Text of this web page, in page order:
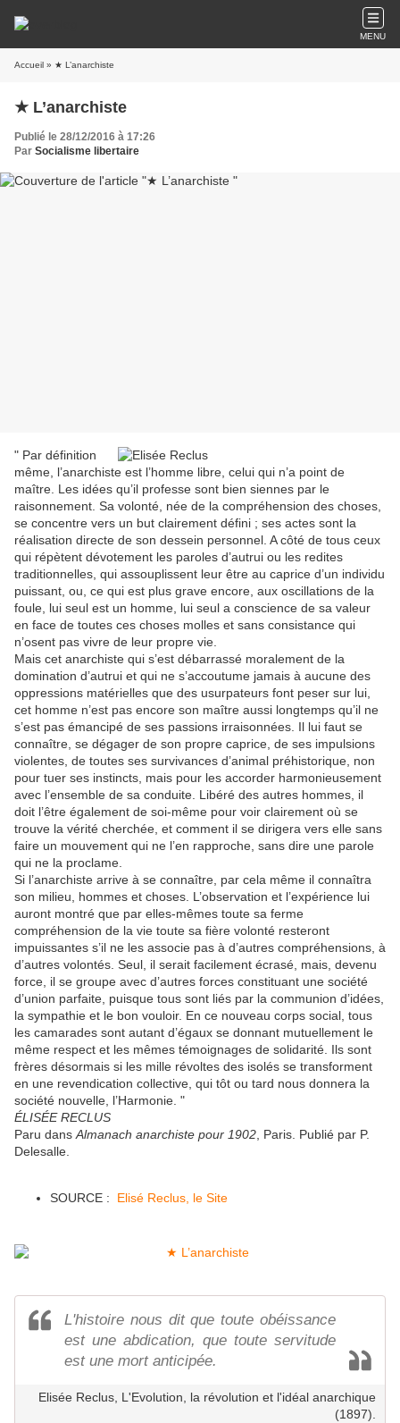
MENU
Accueil » ★ L’anarchiste
★ L’anarchiste
Publié le 28/12/2016 à 17:26
Par Socialisme libertaire
" Par définition
même, l’anarchiste est l’homme libre, celui qui n’a point de
maître. Les idées qu’il professe sont bien siennes par le
raisonnement. Sa volonté, née de la compréhension des choses,
se concentre vers un but clairement défini ; ses actes sont la
réalisation directe de son dessein personnel. A côté de tous ceux
qui répètent dévotement les paroles d’autrui ou les redites
traditionnelles, qui assouplissent leur être au caprice d’un individu
puissant, ou, ce qui est plus grave encore, aux oscillations de la
foule, lui seul est un homme, lui seul a conscience de sa valeur
en face de toutes ces choses molles et sans consistance qui
n’osent pas vivre de leur propre vie.
Mais cet anarchiste qui s’est débarrassé moralement de la
domination d’autrui et qui ne s’accoutume jamais à aucune des
oppressions matérielles que des usurpateurs font peser sur lui,
cet homme n’est pas encore son maître aussi longtemps qu’il ne
s’est pas émancipé de ses passions irraisonnées. Il lui faut se
connaître, se dégager de son propre caprice, de ses impulsions
violentes, de toutes ses survivances d’animal préhistorique, non
pour tuer ses instincts, mais pour les accorder harmonieusement
avec l’ensemble de sa conduite. Libéré des autres hommes, il
doit l’être également de soi-même pour voir clairement où se
trouve la vérité cherchée, et comment il se dirigera vers elle sans
faire un mouvement qui ne l’en rapproche, sans dire une parole
qui ne la proclame.
Si l’anarchiste arrive à se connaître, par cela même il connaîtra
son milieu, hommes et choses. L’observation et l’expérience lui
auront montré que par elles-mêmes toute sa ferme
compréhension de la vie toute sa fière volonté resteront
impuissantes s’il ne les associe pas à d’autres compréhensions, à
d’autres volontés. Seul, il serait facilement écrasé, mais, devenu
force, il se groupe avec d’autres forces constituant une société
d’union parfaite, puisque tous sont liés par la communion d’idées,
la sympathie et le bon vouloir. En ce nouveau corps social, tous
les camarades sont autant d’égaux se donnant mutuellement le
même respect et les mêmes témoignages de solidarité. Ils sont
frères désormais si les mille révoltes des isolés se transforment
en une revendication collective, qui tôt ou tard nous donnera la
société nouvelle, l’Harmonie. "
ÉLISÉE RECLUS
Paru dans Almanach anarchiste pour 1902 , Paris. Publié par P.
Delesalle.
SOURCE : Elisé Reclus, le Site
L'histoire nous dit que toute obéissance
est une abdication, que toute servitude
est une mort anticipée.
Elisée Reclus, L'Evolution, la révolution et l'idéal anarchique
(1897).